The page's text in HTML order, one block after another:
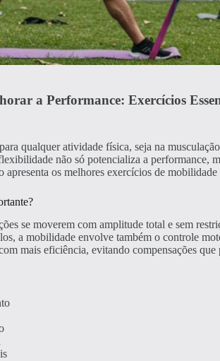
a Performance: Exercícios
qualquer atividade física, seja na
não só potencializa a performance,
apresenta os melhores exercícios de
se moverem com amplitude total e sem
a mobilidade envolve também o controle
mais eficiência, evitando compensações que